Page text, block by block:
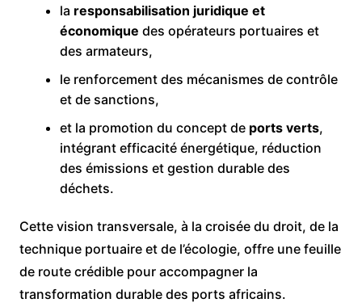
la responsabilisation juridique et
économique des opérateurs portuaires et
des armateurs,
le renforcement des mécanismes de contrôle
et de sanctions,
et la promotion du concept de ports verts,
intégrant efficacité énergétique, réduction
des émissions et gestion durable des
déchets.
Cette vision transversale, à la croisée du droit, de la
technique portuaire et de l’écologie, offre une feuille
de route crédible pour accompagner la
transformation durable des ports africains.